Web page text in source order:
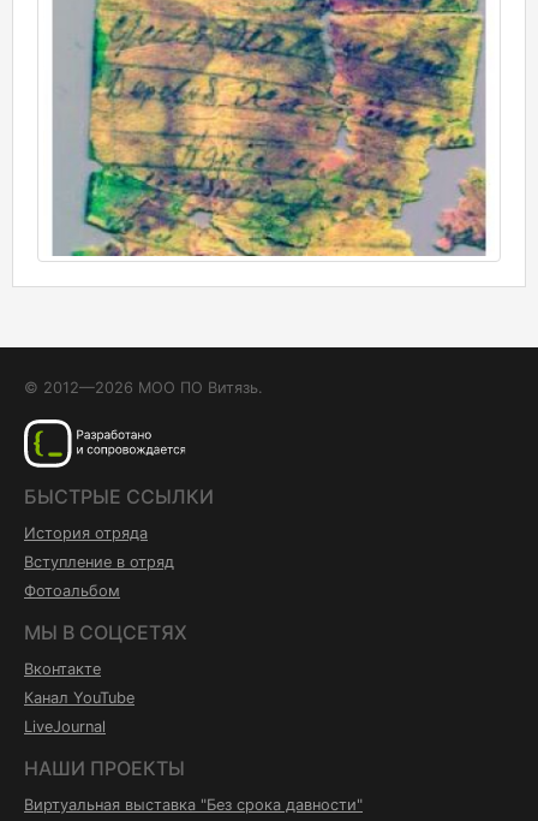
© 2012—2026 МОО ПО Витязь.
БЫСТРЫЕ ССЫЛКИ
История отряда
Вступление в отряд
Фотоальбом
МЫ В СОЦСЕТЯХ
Вконтакте
Канал YouTube
LiveJournal
НАШИ ПРОЕКТЫ
Виртуальная выставка "Без срока давности"